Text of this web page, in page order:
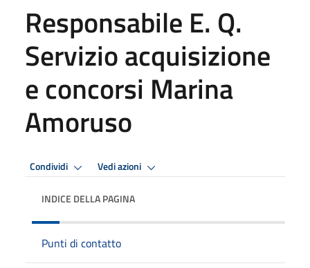
Responsabile E. Q.
Servizio acquisizione
e concorsi Marina
Amoruso
Condividi Vedi azioni
INDICE DELLA PAGINA
Punti di contatto